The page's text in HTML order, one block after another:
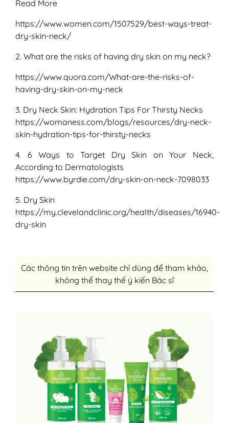
Read More
https://www.women.com/1507529/best-ways-treat-
dry-skin-neck/
2. What are the risks of having dry skin on my neck?
https://www.quora.com/What-are-the-risks-of-
having-dry-skin-on-my-neck
3. Dry Neck Skin: Hydration Tips For Thirsty Necks
https://womaness.com/blogs/resources/dry-neck-
skin-hydration-tips-for-thirsty-necks
4. 6 Ways to Target Dry Skin on Your Neck,
According to Dermatologists
https://www.byrdie.com/dry-skin-on-neck-7098033
5. Dry Skin
https://my.clevelandclinic.org/health/diseases/16940-
dry-skin
Các thông tin trên website chỉ dùng để tham khảo,
không thể thay thế ý kiến Bác sĩ